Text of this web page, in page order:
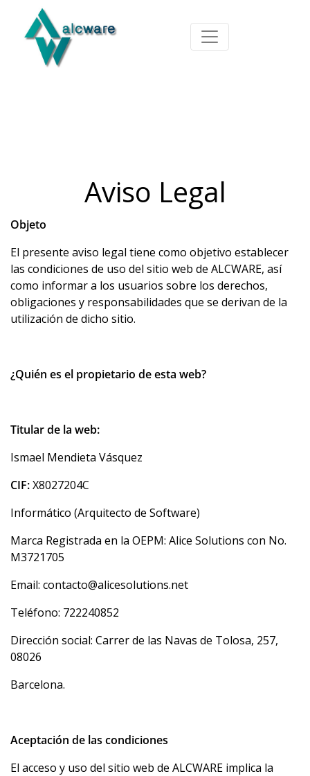
Aviso Legal
Objeto
El presente aviso legal tiene como objetivo establecer
las condiciones de uso del sitio web de ALCWARE, así
como informar a los usuarios sobre los derechos,
obligaciones y responsabilidades que se derivan de la
utilización de dicho sitio.
¿Quién es el propietario de esta web?
Titular de la web:
Ismael Mendieta Vásquez
CIF:X8027204C
Informático (Arquitecto de Software)
Marca Registrada en la OEPM: Alice Solutions con No.
M3721705
Email: contacto@alicesolutions.net
Teléfono: 722240852
Dirección social: Carrer de las Navas de Tolosa, 257,
08026
Barcelona.
Aceptación de las condiciones
El acceso y uso del sitio web de ALCWARE implica la